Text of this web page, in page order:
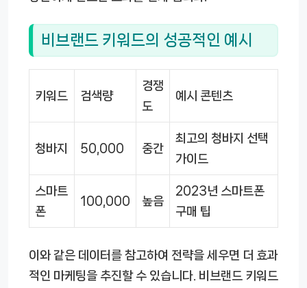
비브랜드 키워드의 성공적인 예시
키워드 검색량
경쟁
도
예시 콘텐츠
청바지 50,000 중간
최고의 청바지 선택
가이드
스마트
폰
100,000 높음
2023년 스마트폰
구매 팁
이와 같은 데이터를 참고하여 전략을 세우면 더 효과
적인 마케팅을 추진할 수 있습니다. 비브랜드 키워드